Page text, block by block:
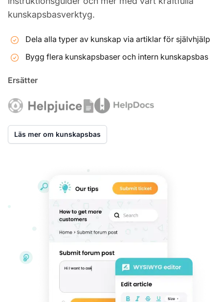
kunskapsbasverktyg.
Dela alla typer av kunskap via artiklar för självhjälp
Bygg flera kunskapsbaser och intern kunskapsbas
Ersätter
Läs mer om kunskapsbas